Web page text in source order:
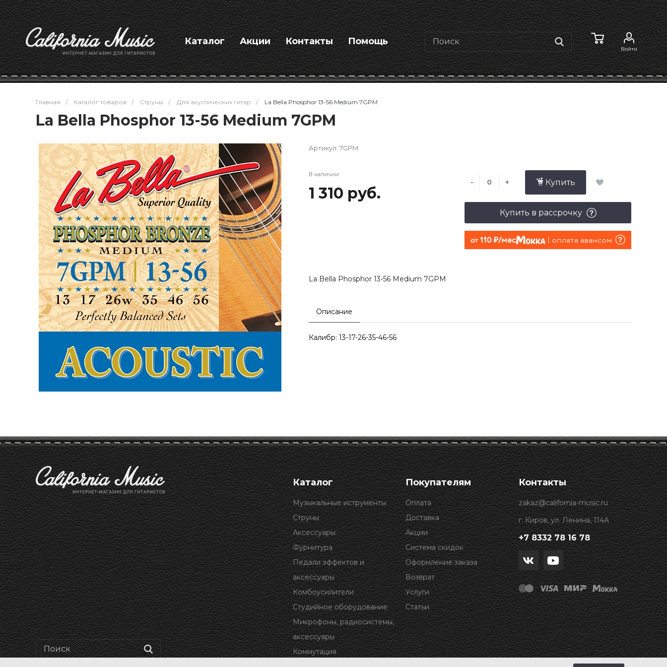
Каталог Акции Контакты Помощь
Войти
Главная / Каталог товаров / Струны / Для акустических гитар / La Bella Phosphor 13-56 Medium 7GPM
La Bella Phosphor 13-56 Medium 7GPM
Артикул: 7GPM
В наличии
1 310 руб.
- + Купить
Купить в рассрочку
от 110 руб./мес оплата авансом
La Bella Phosphor 13-56 Medium 7GPM
Описание
Калибр: 13-17-26-35-46-56
Каталог
Музыкальные иструменты
Струны
Аксессуары
Фурнитура
Педали эффектов и
аксессуары
Комбоусилители
Студийное оборудование
Микрофоны, радиосистемы,
аксессуары
Коммутация
Покупателям
Оплата
Доставка
Акции
Система скидок
Оформление заказа
Возврат
Услуги
Статьи
Контакты
zakaz@california-music.ru
г. Киров, ул. Ленина, 114А
+7 8332 78 16 78